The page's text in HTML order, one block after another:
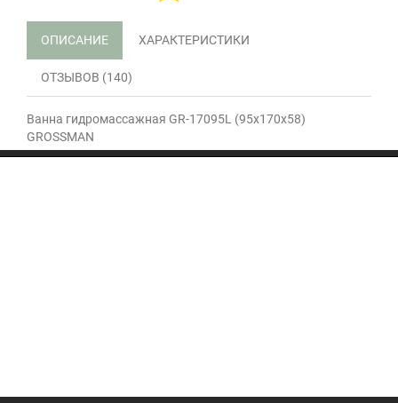
ОПИСАНИЕ ХАРАКТЕРИСТИКИ
ОТЗЫВОВ (140)
Ванна гидромассажная GR-17095L (95x170x58)
GROSSMAN